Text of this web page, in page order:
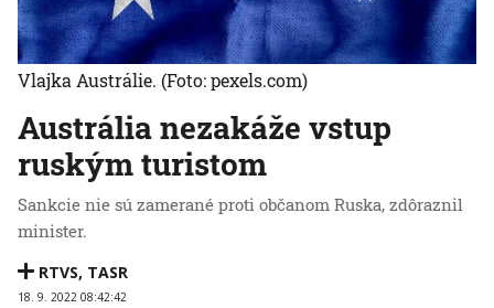
Austrália nezakáže vstup
ruským turistom
Sankcie nie sú zamerané proti občanom Ruska, zdôraznil
minister.
RTVS, TASR
18. 9. 2022 08:42:42
Vlajka Austrálie. (Foto: pexels.com)